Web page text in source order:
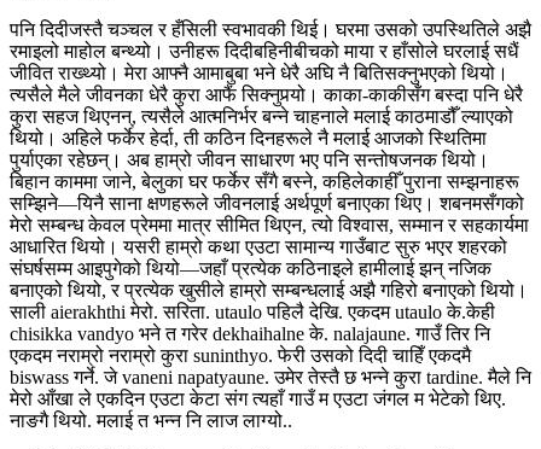
पनि दिदीजस्तै चञ्चल र हँसिली स्वभावकी थिई। घरमा उसको उपस्थितिले अझै
रमाइलो माहोल बन्थ्यो। उनीहरू दिदीबहिनीबीचको माया र हाँसोले घरलाई सधैं
जीवित राख्थ्यो। मेरा आफ्नै आमाबुबा भने धेरै अघि नै बितिसक्नुभएको थियो।
त्यसैले मैले जीवनका धेरै कुरा आफैं सिक्नुपर्‍यो। काका-काकीसँग बस्दा पनि धेरै
कुरा सहज थिएनन्, त्यसैले आत्मनिर्भर बन्ने चाहनाले मलाई काठमाडौँ ल्याएको
थियो। अहिले फर्केर हेर्दा, ती कठिन दिनहरूले नै मलाई आजको स्थितिमा
पुर्याएका रहेछन्। अब हाम्रो जीवन साधारण भए पनि सन्तोषजनक थियो।
बिहान काममा जाने, बेलुका घर फर्केर सँगै बस्ने, कहिलेकाहीँ पुराना सम्झनाहरू
सम्झिने—यिनै साना क्षणहरूले जीवनलाई अर्थपूर्ण बनाएका थिए। शबनमसँगको
मेरो सम्बन्ध केवल प्रेममा मात्र सीमित थिएन, त्यो विश्वास, सम्मान र सहकार्यमा
आधारित थियो। यसरी हाम्रो कथा एउटा सामान्य गाउँबाट सुरु भएर शहरको
संघर्षसम्म आइपुगेको थियो—जहाँ प्रत्येक कठिनाइले हामीलाई झन् नजिक
बनाएको थियो, र प्रत्येक खुसीले हाम्रो सम्बन्धलाई अझै गहिरो बनाएको थियो।
साली aierakhthi मेरो. सरिता. utaulo पहिलै देखि. एकदम utaulo के.केही
chisikka vandyo भने त गरेर dekhaihalne के. nalajaune. गाउँ तिर नि
एकदम नराम्रो नराम्रो कुरा suninthyo. फेरी उसको दिदी चाहिँ एकदमै
biswass गर्ने. जे vaneni napatyaune. उमेर तेस्तै छ भन्ने कुरा tardine. मैले नि
मेरो आँखा ले एकदिन एउटा केटा संग त्यहाँ गाउँ म एउटा जंगल म भेटेको थिए.
नाङगै थियो. मलाई त भन्न नि लाज लाग्यो..